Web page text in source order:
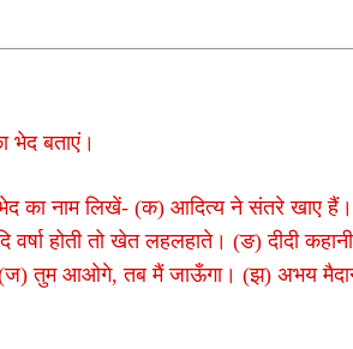
भेद बताएं।
का नाम लिखें- (क) आदित्य ने संतरे खाए
होती तो खेत लहलहाते। (ङ) दीदी
(ज) तुम आओगे, तब मैं जाऊँगा। (झ) अभय